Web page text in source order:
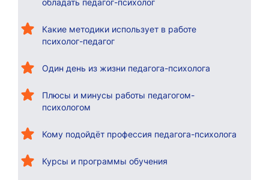
обладать педагог-психолог
Какие методики использует в работе
психолог-педагог
Один день из жизни педагога-психолога
Плюсы и минусы работы педагогом-
психологом
Кому подойдёт профессия педагога-психолога
Курсы и программы обучения